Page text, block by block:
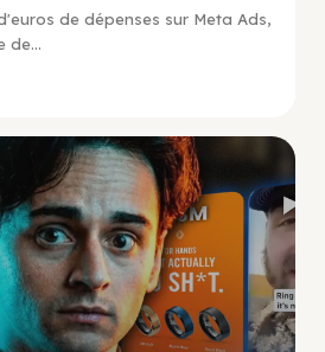
de dépenses sur Meta Ads,
de...
Social Scaling